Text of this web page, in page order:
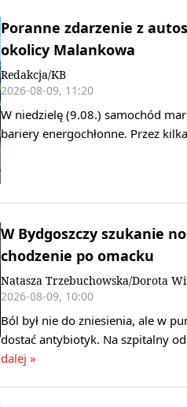
Poranne zdarzenie z
okolicy Malankowa
Redakcja/KB
2026-08-09, 11:20
W niedzielę (9.08.) samochód
bariery energochłonne. Przez
W Bydgoszczy szukanie
chodzenie po omacku
Natasza Trzebuchowska/Dorota
2026-08-09, 10:00
Ból był nie do zniesienia, ale w
dostać antybiotyk. Na szpitalny
dalej »